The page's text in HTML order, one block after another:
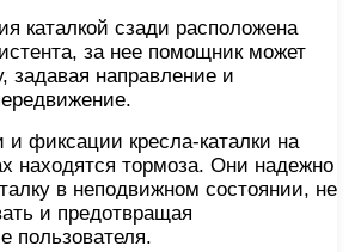
каталкой сзади расположена
за нее помощник может
задавая направление и
и фиксации кресла-каталки на
находятся тормоза. Они надежно
в неподвижном состоянии, не
и предотвращая
пользователя.